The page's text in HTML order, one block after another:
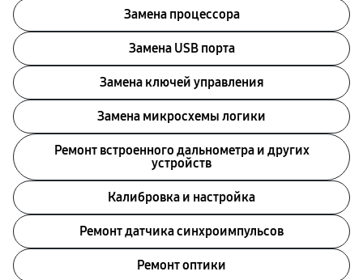
Замена процессора
Замена USB порта
Замена ключей управления
Замена микросхемы логики
Ремонт встроенного дальнометра и других
устройств
Калибровка и настройка
Ремонт датчика синхроимпульсов
Ремонт оптики